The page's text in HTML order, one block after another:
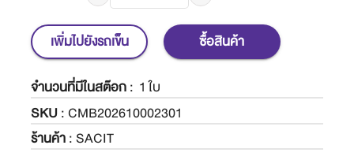
เพิ่มไปยังรถเข็น ซื้อสินค้า
จำนวนที่มีในสต๊อก: 1 ใบ
SKU: CMB202610002301
ร้านค้า: SACIT